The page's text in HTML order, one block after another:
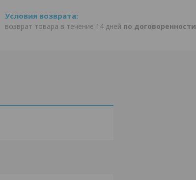
возврат товара в течение 14 дней по договоренности